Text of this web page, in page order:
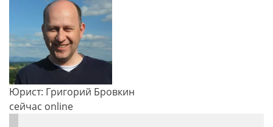
Юрист: Григорий Бровкин
сейчас online